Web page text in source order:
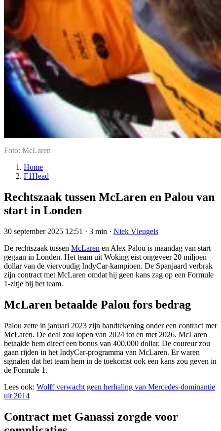
Foto: McLaren
Home
F1Head
Rechtszaak tussen McLaren en Palou van
start in Londen
30 september 2025 12:51 · 3 min · Niek Vleugels
De rechtszaak tussen McLaren en Alex Palou is maandag van start
gegaan in Londen. Het team uit Woking eist ongeveer 20 miljoen
dollar van de viervoudig IndyCar-kampioen. De Spanjaard verbrak
zijn contract met McLaren omdat hij geen kans zag op een Formule
1-zitje bij het team.
McLaren betaalde Palou fors bedrag
Palou zette in januari 2023 zijn handtekening onder een contract met
McLaren. De deal zou lopen van 2024 tot en met 2026. McLaren
betaalde hem direct een bonus van 400.000 dollar. De coureur zou
gaan rijden in het IndyCar-programma van McLaren. Er waren
signalen dat het team hem in de toekomst ook een kans zou geven in
de Formule 1.
Lees ook: Wolff verwacht geen herhaling van Mercedes-dominantie
uit 2014
Contract met Ganassi zorgde voor